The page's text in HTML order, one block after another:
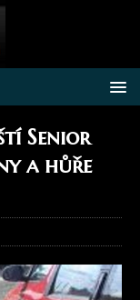
Senior
a hůře